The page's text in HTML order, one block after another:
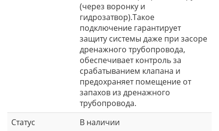
(через воронку и
гидрозатвор).Такое
подключение гарантирует
защиту системы даже при засоре
дренажного трубопровода,
обеспечивает контроль за
срабатыванием клапана и
предохраняет помещение от
запахов из дренажного
трубопровода.
Статус
В наличии